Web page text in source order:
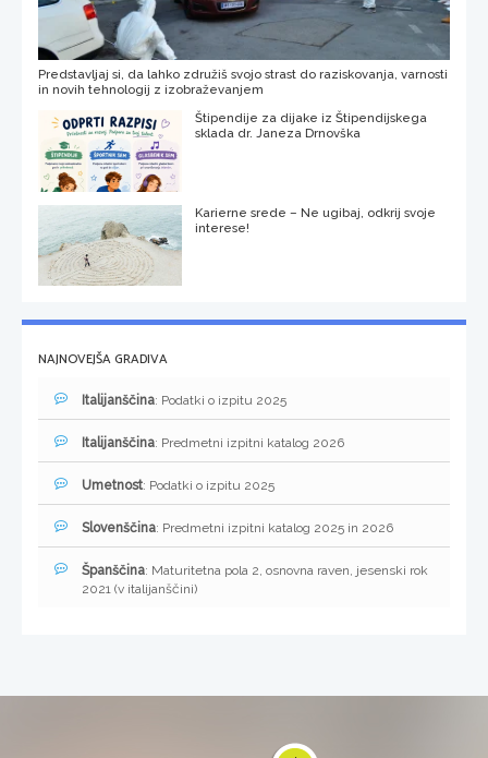
Predstavljaj si, da lahko združiš svojo strast do raziskovanja, varnosti
in novih tehnologij z izobraževanjem
Štipendije za dijake iz Štipendijskega
sklada dr. Janeza Drnovška
Karierne srede – Ne ugibaj, odkrij svoje
interese!
NAJNOVEJŠA GRADIVA
Italijanščina: Podatki o izpitu 2025
Italijanščina: Predmetni izpitni katalog 2026
Umetnost: Podatki o izpitu 2025
Slovenščina: Predmetni izpitni katalog 2025 in 2026
Španščina: Maturitetna pola 2, osnovna raven, jesenski rok
2021 (v italijanščini)